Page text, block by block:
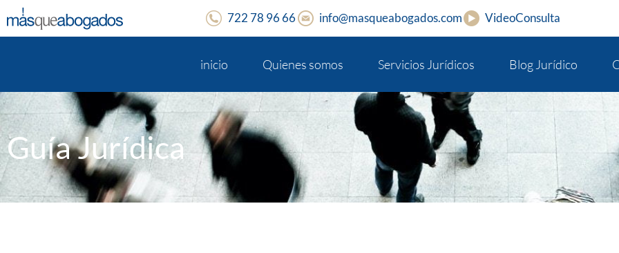
722 78 96 66 info@masqueabogados.com VideoConsulta
inicio Quienes somos Servicios Jurídicos Blog Jurídico
Guía Jurídica